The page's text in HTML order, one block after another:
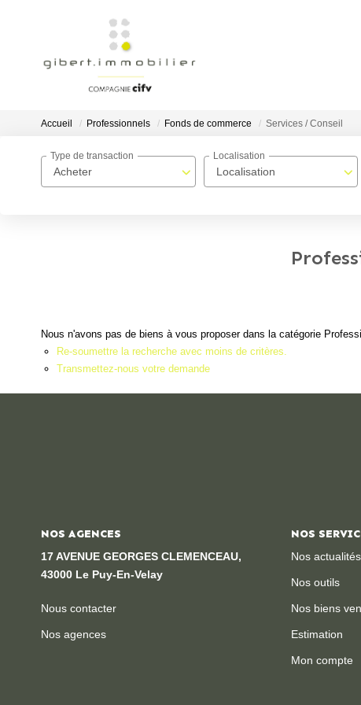
Accueil Professionnels Fonds de commerce Services / Conseil
Acheter
Type de transaction
Localisation
Localisation
Nous n'avons pas de biens à vous proposer dans la catégorie
Re-soumettre la recherche avec moins de critères.
Transmettez-nous votre demande
NOS AGENCES
17 AVENUE GEORGES CLEMENCEAU,
43000 Le Puy-En-Velay
Nous contacter
Nos agences
NOS
Nos actualités
Nos outils
Nos biens
Estimation
Mon compte